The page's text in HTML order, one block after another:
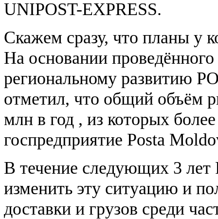
UNIPOST-EXPRESS.
Скажем сразу, что планы у
На основании
региональному развитию
отметил, что общий объём
млн в год , из которых
госпредприятие Posta
В течение следующих 3 лет
изменить эту ситуацию и
доставки и грузов среди